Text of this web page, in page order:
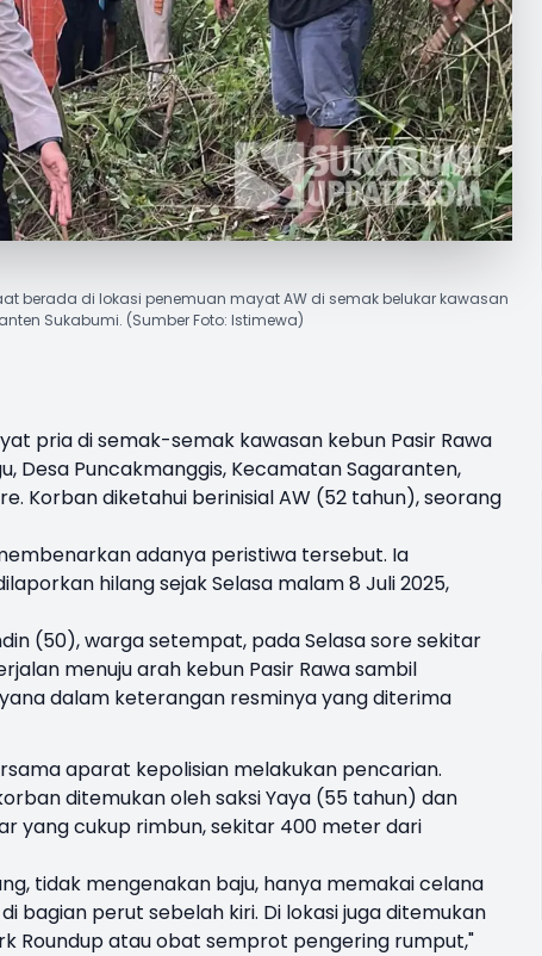
berada di lokasi penemuan mayat AW di semak belukar kawasan
Sukabumi. (Sumber Foto: Istimewa)
pria di semak-semak kawasan kebun Pasir Rawa
Desa Puncakmanggis, Kecamatan Sagaranten,
Korban diketahui berinisial AW (52 tahun), seorang
adanya peristiwa tersebut. Ia
hilang sejak Selasa malam 8 Juli 2025,
(50), warga setempat, pada Selasa sore sekitar
menuju arah kebun Pasir Rawa sambil
dalam keterangan resminya yang diterima
aparat kepolisian melakukan pencarian.
ditemukan oleh saksi Yaya (55 tahun) dan
yang cukup rimbun, sekitar 400 meter dari
tidak mengenakan baju, hanya memakai celana
bagian perut sebelah kiri. Di lokasi juga ditemukan
Roundup atau obat semprot pengering rumput,"